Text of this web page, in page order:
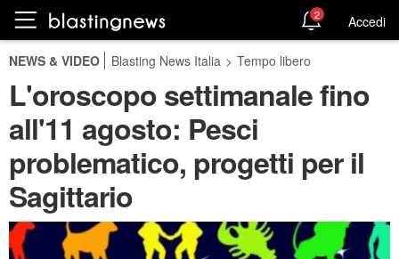
2 Accedi
NEWS & VIDEO Blasting News Italia > Tempo libero
L'oroscopo settimanale fino
all'11 agosto: Pesci
problematico, progetti per il
Sagittario